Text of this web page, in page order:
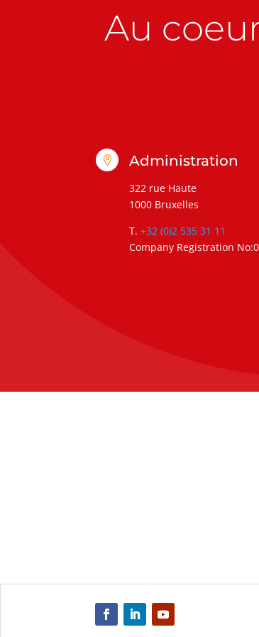
Au
 Administration
322 rue Haute
1000 Bruxelles
T. +32 (0)2 535 31 11
Company Registration